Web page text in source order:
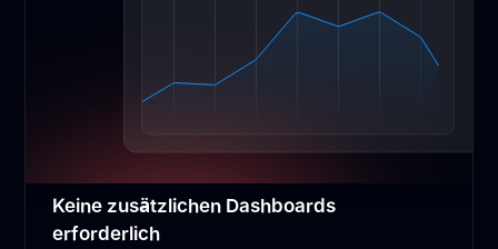
Keine zusätzlichen Dashboards
erforderlich